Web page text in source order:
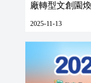
廠轉型文創園
2025-11-13